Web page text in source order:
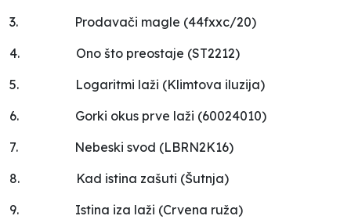
3.
Prodavači magle (44fxxc/20)
4.
Ono što preostaje (ST2212)
5.
Logaritmi laži (Klimtova iluzija)
6.
Gorki okus prve laži (60024010)
7.
Nebeski svod (LBRN2K16)
8.
Kad istina zašuti (Šutnja)
9.
Istina iza laži (Crvena ruža)